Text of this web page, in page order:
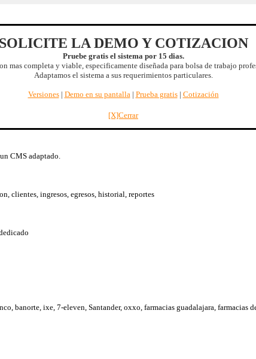
SOLICITE LA DEMO Y COTIZACION
Pruebe gratis el sistema por 15 dias.
mas completa y viable, especificamente diseñada para bolsa de trabajo
Adaptamos el sistema a sus requerimientos particulares.
Versiones| Demo en su pantalla | Prueba gratis| Cotización
[X]Cerrar
. Versiones . Diseño . Flujo . Operacion
. Soporte . Entrega inmediata . Características futuras . Demo .
Quiénes somos . Acerca de . English version |2026/08/09 04:15:19
: Reduccion de costos mediante optimizacion de procesos. |
CMS adaptado.
clientes, ingresos, egresos, historial, reportes
banorte, ixe, 7-eleven, Santander, oxxo, farmacias guadalajara, farmacias